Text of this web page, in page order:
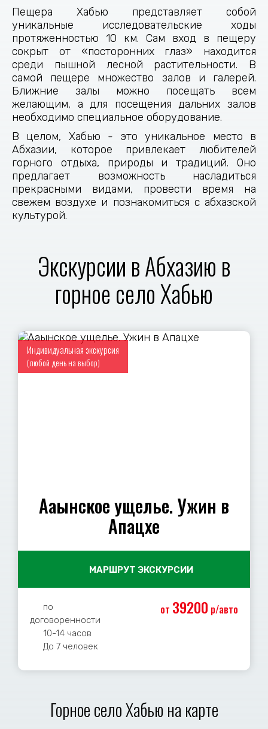
Пещера Хабью представляет собой
уникальные исследовательские ходы
протяженностью 10 км. Сам вход в пещеру
сокрыт от «посторонних глаз» находится
среди пышной лесной растительности. В
самой пещере множество залов и галерей.
Ближние залы можно посещать всем
желающим, а для посещения дальних залов
необходимо специальное оборудование.
В целом, Хабью - это уникальное место в
Абхазии, которое привлекает любителей
горного отдыха, природы и традиций. Оно
предлагает возможность насладиться
прекрасными видами, провести время на
свежем воздухе и познакомиться с абхазской
культурой.
Экскурсии в Абхазию в
горное село Хабью
Индивидуальная экскурсия
(любой день на выбор)
Ааынское ущелье. Ужин в
Апацхе
МАРШРУТ ЭКСКУРСИИ
по
договоренности
10-14 часов
До 7 человек
от 39200 р/авто
Горное село Хабью на карте